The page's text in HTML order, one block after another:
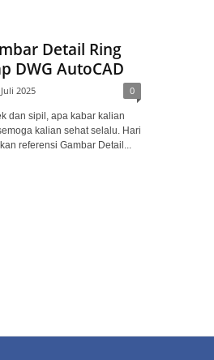
Detail Ring
DWG AutoCAD
2025 0
dan sipil, apa kabar kalian
kalian sehat selalu. Hari
referensi Gambar Detail...